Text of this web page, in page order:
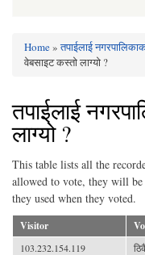
You are here
Home»तपाईलाई
वेबसाइट कस्तो लाग्यो ?
तपाईलाई
लाग्यो ?
This table lists all the
allowed to vote, they will
they used when they voted.
Visitor
103.232.154.119